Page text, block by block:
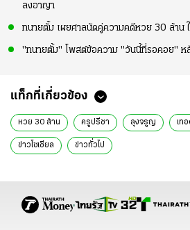
ลงอาญา
ทนายตั้ม เผยศาลนัดคู่ความคดีหวย 30 ล้าน
"ทนายตั้ม" โพสต์ข้อความ "วันนี้ที่รอคอย" ห
แท็กที่เกี่ยวข้อง
หวย 30 ล้าน ครูปรีชา ลุงจรูญ เท
ข่าวโซเชียล ข่าวทั่วไป